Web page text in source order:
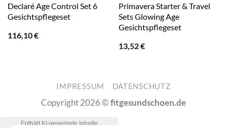
Declaré Age Control Set 6
Gesichtspflegeset
116,10€
Primavera Starter & Travel
Sets Glowing Age
Gesichtspflegeset
13,52€
IMPRESSUM DATENSCHUTZ
Copyright 2026 ©fitgesundschoen.de